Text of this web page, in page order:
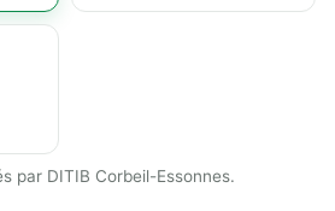
par DITIB Corbeil-Essonnes.